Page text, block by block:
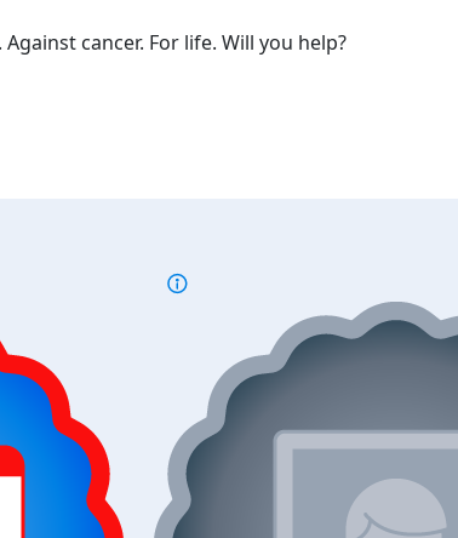
cancer. For life. Will you help?